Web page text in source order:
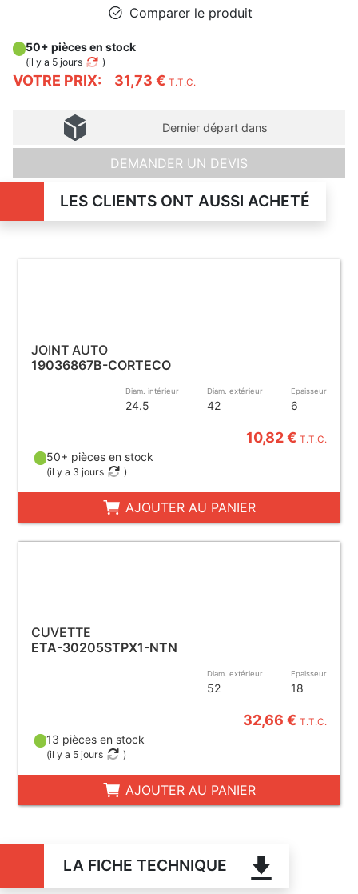
Comparer le produit
VOTRE PRIX: 31,73 € T.T.C.
50+ pièces en stock
(il y a 5 jours )
Dernier départ dans
DEMANDER UN DEVIS
LES CLIENTS ONT AUSSI ACHETÉ
JOINT AUTO
19036867B-CORTECO
Diam. intérieur
24.5
Diam. extérieur
42
Epaisseur
6
10,82 €T.T.C.
50+ pièces en stock
(il y a 3 jours )
AJOUTER AU PANIER
CUVETTE
ETA-30205STPX1-NTN
Diam. extérieur
52
Epaisseur
18
32,66 €T.T.C.
13 pièces en stock
(il y a 5 jours )
AJOUTER AU PANIER
LA FICHE TECHNIQUE